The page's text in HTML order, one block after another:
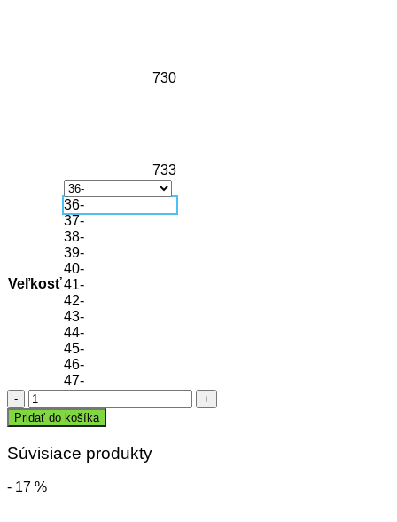
730
733
Veľkosť
36-
37-
38-
39-
40-
41-
42-
43-
44-
45-
46-
47-
množstvo
Plážová
obuv
RIVER
Pridať do košíka
Súvisiace produkty
- 17 %